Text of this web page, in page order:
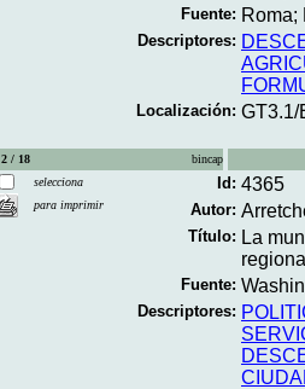
Fuente: Roma;
Descriptores:
Localización: GT3.1/
2 / 18
bincap
selecciona
para imprimir
Id: 4365
Autor:
Título: La
Fuente:
Descriptores: